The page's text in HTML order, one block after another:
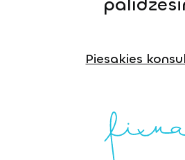
Piesakies